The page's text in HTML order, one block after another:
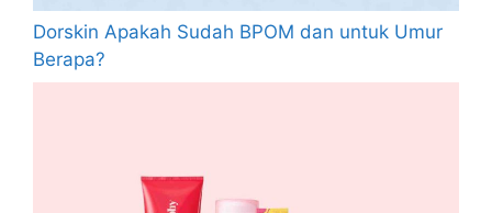
Dorskin Apakah Sudah BPOM dan untuk Umur
Berapa?